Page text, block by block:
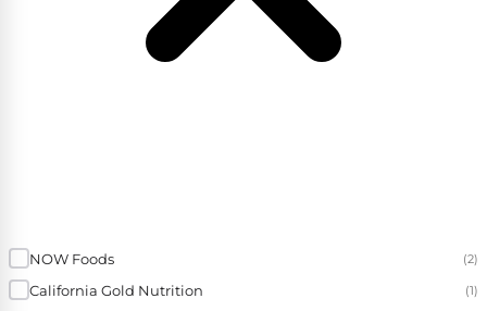
NOW Foods (2)
California Gold Nutrition (1)